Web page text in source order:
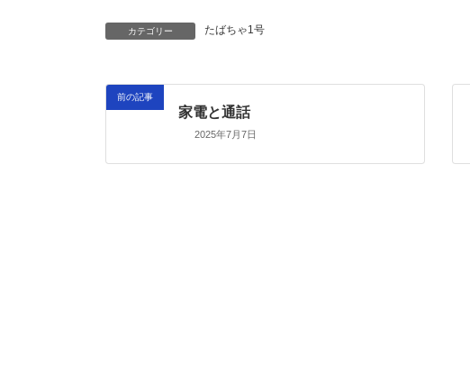
カテゴリー たばちゃ1号
前の記事
家電と通話
2025年7月7日